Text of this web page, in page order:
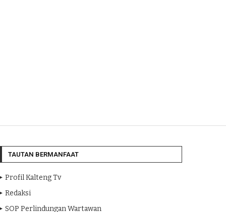
TAUTAN BERMANFAAT
Profil Kalteng Tv
Redaksi
SOP Perlindungan Wartawan